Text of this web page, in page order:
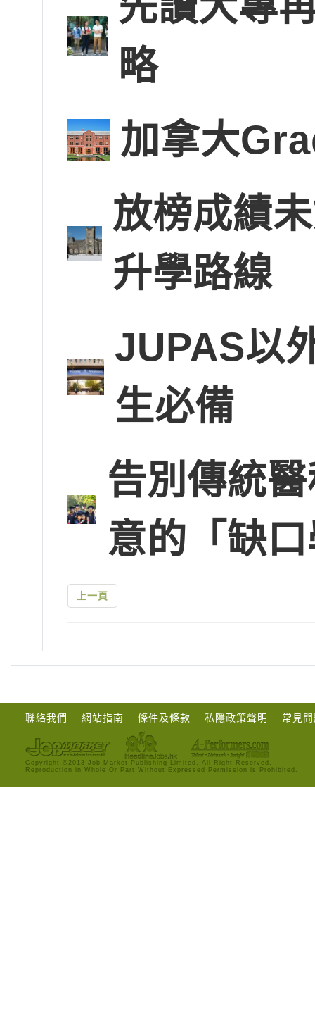
略
加拿大
放榜成績
升學路線
JUPAS以
生必備
告別傳統
意的「缺
上一頁
聯絡我們 網站指南 條件及條款 私隱政策聲明 常見
Copyright ©2013 Job Market Publishing Limited. All Right Reserved.
Reproduction in Whole Or Part Without Expressed Permission is Prohibited.